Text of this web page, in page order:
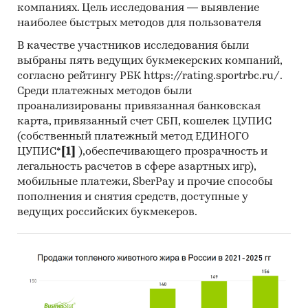
Источники:
База данных государственных органов
статистики Росстат (ЕМИСС)
Данные государственных структур, в том
числе Минэкономразвития, Минэнерго,
Минпромторга, Федеральной налоговой
службы (ФНС), Федеральной службы по
тарифам (ФСТ), Федеральной таможенной
службы (ФТС), ОАО «РЖД» и пр.
Специализированные базы данных АИПР,
информационная база АИПР
Печатные и электронные деловые и
специализированные издания,
Информационные ресурсы участников
компаниях. Цель исследования — выявление
наиболее быстрых методов для пользователя
В качестве участников исследования были
выбраны пять ведущих букмекерских компаний,
согласно рейтингу РБК https://rating.sportrbc.ru/.
Среди платежных методов были
проанализированы привязанная банковская
карта, привязанный счет СБП, кошелек ЦУПИС
(собственный платежный метод ЕДИНОГО
ЦУПИС* [1]
),обеспечивающего прозрачность и
легальность расчетов в сфере азартных игр),
мобильные платежи, SberPay и прочие способы
пополнения и снятия средств, доступные у
ведущих российских букмекеров.